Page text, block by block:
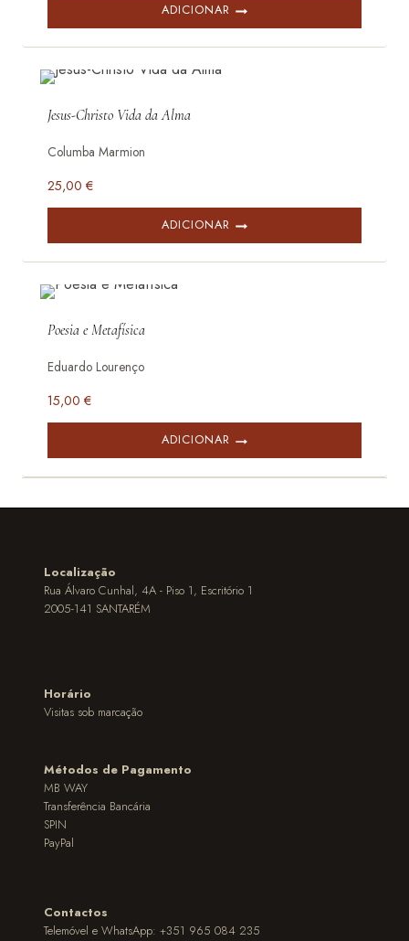
ADICIONAR
Jesus-Christo Vida da Alma
Columba Marmion
25,00 €
ADICIONAR
Poesia e Metafísica
Eduardo Lourenço
15,00 €
ADICIONAR
Localização
Rua Álvaro Cunhal, 4A - Piso 1, Escritório 1
2005-141 SANTARÉM
Horário
Visitas sob marcação
Métodos de Pagamento
MB WAY
Transferência Bancária
SPIN
PayPal
Contactos
Telemóvel e WhatsApp: +351 965 084 235